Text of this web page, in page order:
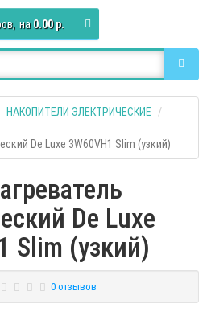
на 0.00 р.
НАКОПИТЕЛИ ЭЛЕКТРИЧЕСКИЕ
De Luxe 3W60VH1 Slim (узкий)
De Luxe
Slim (узкий)
0 отзывов